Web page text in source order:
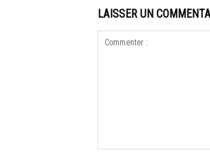
LAISSER UN